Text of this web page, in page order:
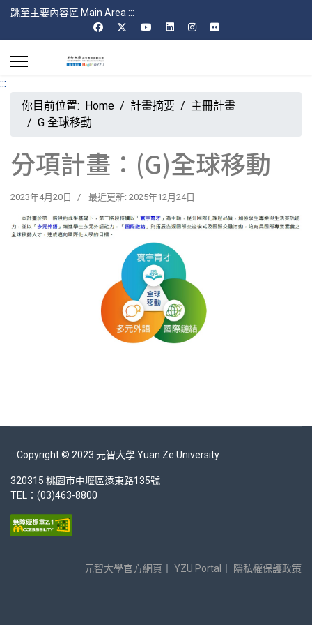
跳至主要內容區 Main Area :::
:::
你目前位置: Home 計畫摘要
主冊計畫
G 全球移動
分項計畫：(G)全球移動
2023年4月20日 最近更新: 2025年12月24日
:::Copyright © 2023 元智大學 Yuan Ze University
320315 桃園市中壢區遠東路135號
TEL：(03)463-8800
元智大學官方網頁 YZU Portal 隱私權保護政策